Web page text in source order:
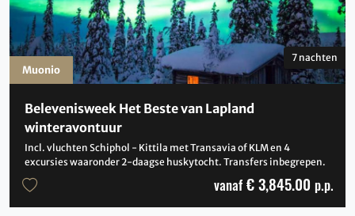
Belevenisweek Het Beste van Lapland
winteravontuur
Incl. vluchten Schiphol - Kittila met Transavia of KLM en 4
excursies waaronder 2-daagse huskytocht. Transfers inbegrepen.
7 nachten
vanaf € 3,845.00 p.p.
Muonio